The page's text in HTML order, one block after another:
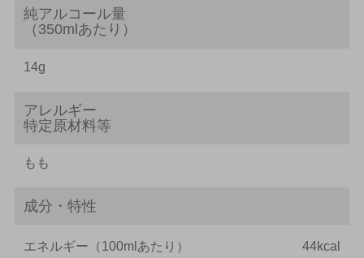
純アルコール量
（350mlあたり）
14g
アレルギー
特定原材料等
もも
成分・特性
エネルギー （100mlあたり） 44kcal